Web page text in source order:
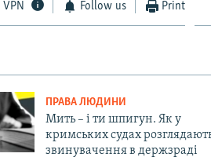
Follow us Print
ПРАВА ЛЮДИНИ
Мить – і ти шпигун. Як у
кримських судах
звинувачення в держзраді